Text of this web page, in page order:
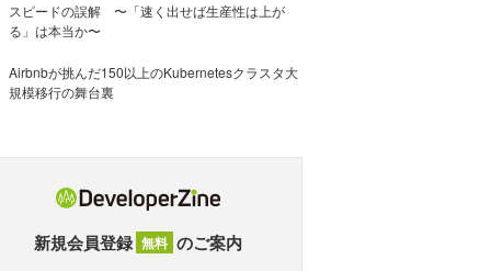
スピードの誤解 〜「速く出せば生産性は上が
る」は本当か〜
Airbnbが挑んだ150以上のKubernetesクラスタ大
規模移行の舞台裏
新規会員登録 無料 のご案内